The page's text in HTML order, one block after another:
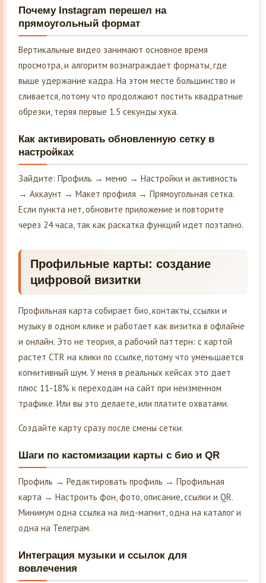
Почему Instagram перешел на
прямоугольный формат
Вертикальные видео занимают основное время
просмотра, и алгоритм вознаграждает форматы, где
выше удержание кадра. На этом месте большинство и
сливается, потому что продолжают постить квадратные
обрезки, теряя первые 1.5 секунды хука.
Как активировать обновленную сетку в
настройках
Зайдите: Профиль → меню → Настройки и активность
→ Аккаунт → Макет профиля → Прямоугольная сетка.
Если пункта нет, обновите приложение и повторите
через 24 часа, так как раскатка функций идет поэтапно.
Профильные карты: создание
цифровой визитки
Профильная карта собирает био, контакты, ссылки и
музыку в одном клике и работает как визитка в офлайне
и онлайн. Это не теория, а рабочий паттерн: с картой
растет CTR на клики по ссылке, потому что уменьшается
когнитивный шум. У меня в реальных кейсах это дает
плюс 11-18% к переходам на сайт при неизменном
трафике. Или вы это делаете, или платите охватами.
Создайте карту сразу после смены сетки.
Шаги по кастомизации карты с био и QR
Профиль → Редактировать профиль → Профильная
карта → Настроить фон, фото, описание, ссылки и QR.
Минимум одна ссылка на лид-магнит, одна на каталог и
одна на Телеграм.
Интеграция музыки и ссылок для
вовлечения